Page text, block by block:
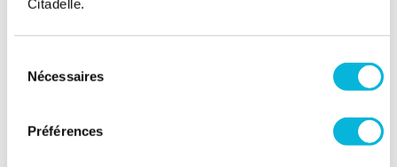
Citadelle.
Nécessaires
Préférences
Soutenez notre Fondation